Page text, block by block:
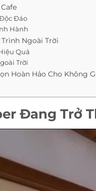
Đáo
Hành
Ngoài Trời
Quả
Trời
Hoàn Hảo Cho Không
Đang Trở